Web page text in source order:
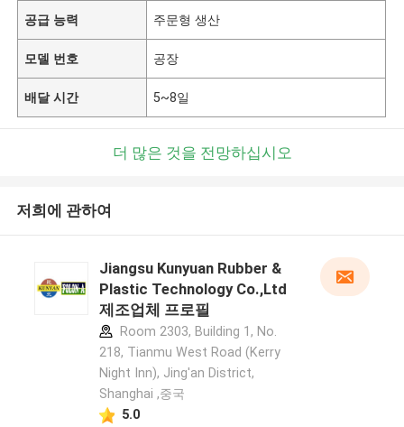
공급 능력 주문형 생산
모델 번호 공장
배달 시간 5~8일
더 많은 것을 전망하십시오
저희에 관하여
Jiangsu Kunyuan Rubber &
Plastic Technology Co.,Ltd
제조업체 프로필
Room 2303, Building 1, No.
218, Tianmu West Road (Kerry
Night Inn), Jing'an District,
Shanghai ,중국
5.0